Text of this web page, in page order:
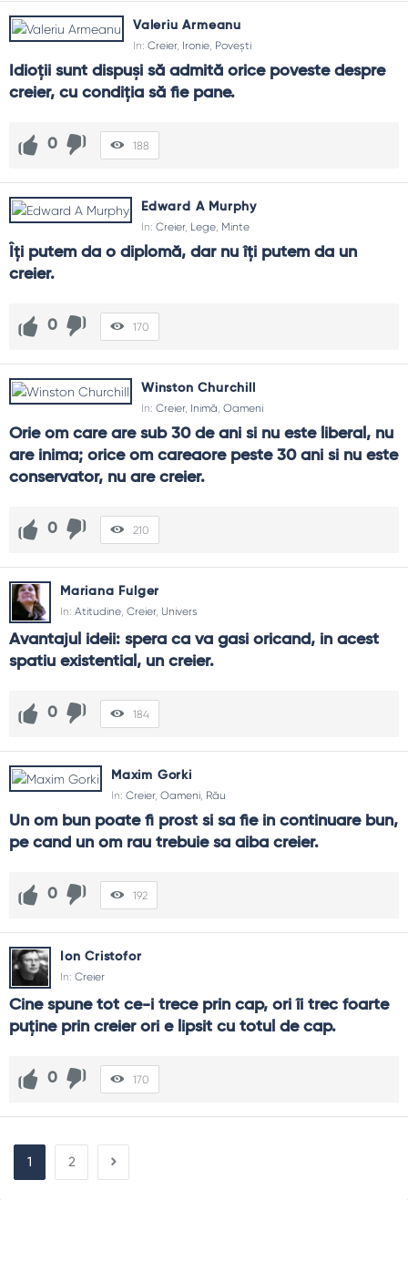
Valeriu Armeanu
In: Creier, Ironie, Povești
Idioţii sunt dispuşi să admită orice poveste despre
creier, cu condiţia să fie pane.
0 188
Edward A Murphy
In: Creier, Lege, Minte
Îți putem da o diplomă, dar nu îți putem da un
creier.
0 170
Winston Churchill
In: Creier, Inimă, Oameni
Orie om care are sub 30 de ani si nu este liberal, nu
are inima; orice om careaore peste 30 ani si nu este
conservator, nu are creier.
0 210
Mariana Fulger
In: Atitudine, Creier, Univers
Avantajul ideii: spera ca va gasi oricand, in acest
spatiu existential, un creier.
0 184
Maxim Gorki
In: Creier, Oameni, Rău
Un om bun poate fi prost si sa fie in continuare bun,
pe cand un om rau trebuie sa aiba creier.
0 192
Ion Cristofor
In: Creier
Cine spune tot ce-i trece prin cap, ori îi trec foarte
puţine prin creier ori e lipsit cu totul de cap.
0 170
1 2